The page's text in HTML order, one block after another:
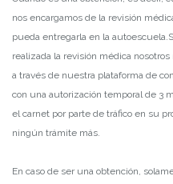
nos encargamos de la revisión
pueda entregarla en la autoescuela.
realizada la revisión médica
a través de nuestra plataforma de
con una autorización temporal de 3
el carnet por parte de tráfico en su
ningún trámite más.
En caso de ser una obtención,